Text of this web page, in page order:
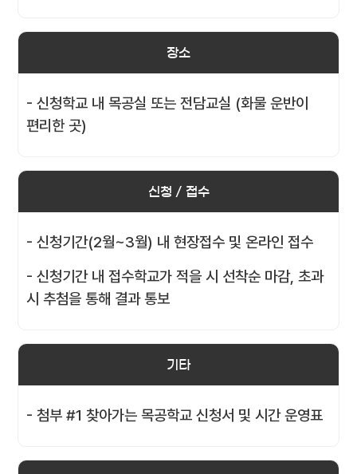
장소
- 신청학교 내 목공실 또는 전담교실 (화물 운반이
편리한 곳)
신청 / 접수
- 신청기간(2월~3월) 내 현장접수 및 온라인 접수
- 신청기간 내 접수학교가 적을 시 선착순 마감, 초과
시 추첨을 통해 결과 통보
기타
- 첨부 #1 찾아가는 목공학교 신청서 및 시간 운영표